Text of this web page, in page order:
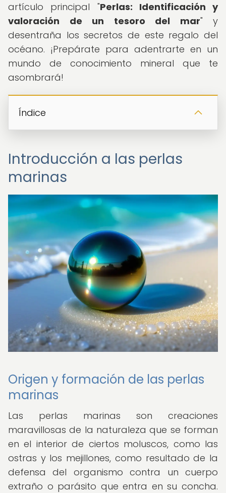
artículo principal "Perlas: Identificación y
valoración de un tesoro del mar" y
desentraña los secretos de este regalo del
océano. ¡Prepárate para adentrarte en un
mundo de conocimiento mineral que te
asombrará!
Índice
Introducción a las perlas
marinas
Origen y formación de las perlas
marinas
Las perlas marinas son creaciones
maravillosas de la naturaleza que se forman
en el interior de ciertos moluscos, como las
ostras y los mejillones, como resultado de la
defensa del organismo contra un cuerpo
extraño o parásito que entra en su concha.